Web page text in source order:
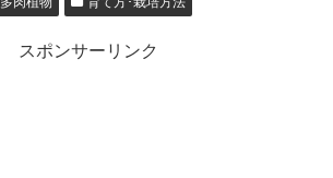
スポンサーリンク